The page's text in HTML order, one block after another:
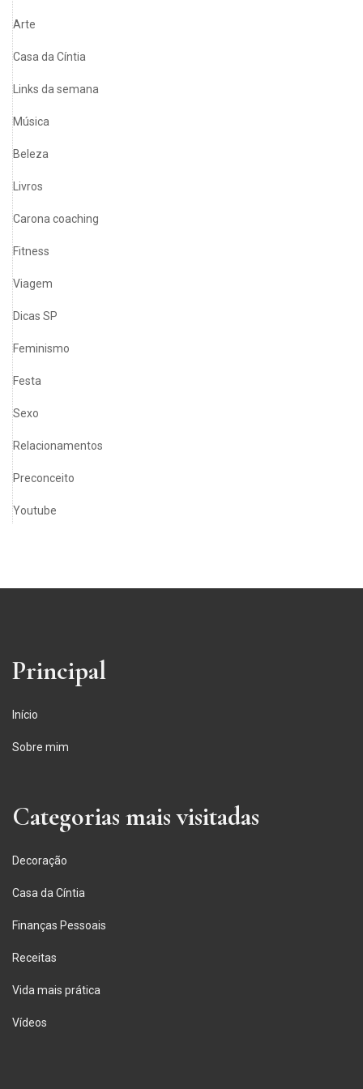
Arte
Casa da Cíntia
Links da semana
Música
Beleza
Livros
Carona coaching
Fitness
Viagem
Dicas SP
Feminismo
Festa
Sexo
Relacionamentos
Preconceito
Youtube
Principal
Início
Sobre mim
Categorias mais visitadas
Decoração
Casa da Cíntia
Finanças Pessoais
Receitas
Vida mais prática
Vídeos